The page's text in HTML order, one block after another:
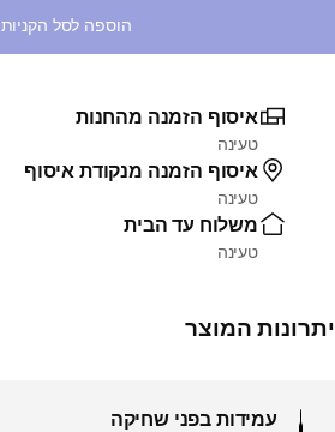
הוספה לסל הקניות
איסוף הזמנה מהחנות
טעינה
איסוף הזמנה מנקודת איסוף
טעינה
משלוח עד הבית
טעינה
יתרונות המוצר
עמידות בפני שחיקה